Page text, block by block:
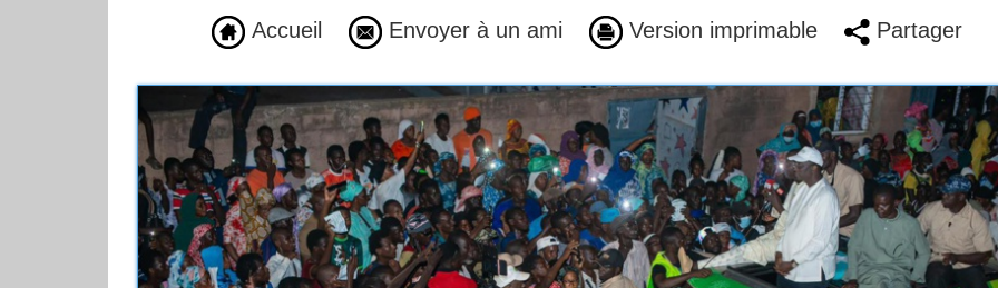
Accueil Envoyer à un ami Version imprimable Partager